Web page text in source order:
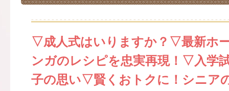
▽成人式はいりますか？▽最新ホ
ンガのレシピを忠実再現！▽入学
子の思い▽賢くおトクに！シニア